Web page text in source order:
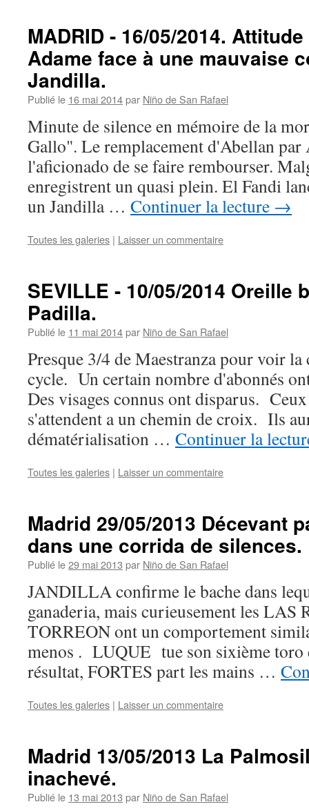
MADRID - 16/05/2014.
Adame face à une mauvaise
Jandilla.
Publié le 16 mai 2014par Niño de San Rafael
Minute de silence en mémoire de la
Gallo". Le remplacement d'Abellan par
l'aficionado de se faire rembourser.
enregistrent un quasi plein. El Fandi
un Jandilla … Continuer la lecture →
Toutes les galeries | Laisser un commentaire
SEVILLE - 10/05/2014 Oreille
Padilla.
Publié le 11 mai 2014par Niño de San Rafael
Presque 3/4 de Maestranza pour voir
cycle. Un certain nombre d'abonnés
Des visages connus ont disparus.
s'attendent a un chemin de croix. Ils
dématérialisation … Continuer la
Toutes les galeries | Laisser un commentaire
Madrid 29/05/2013 Décevant
dans une corrida de silences.
Publié le29 mai 2013 par Niño de San Rafael
JANDILLA confirme le bache dans
ganaderia, mais curieusement les
TORREON ont un comportement
menos . LUQUE tue son sixième toro
résultat, FORTES part les mains …
Toutes les galeries | Laisser un commentaire
Madrid 13/05/2013 La
inachevé.
Publié le 13 mai 2013 par Niño de San Rafael